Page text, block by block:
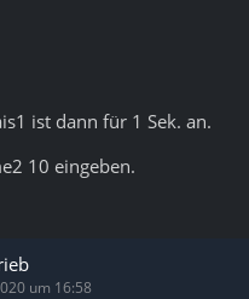
ist dann für 1 Sek. an.
10 eingeben.
um 16:58